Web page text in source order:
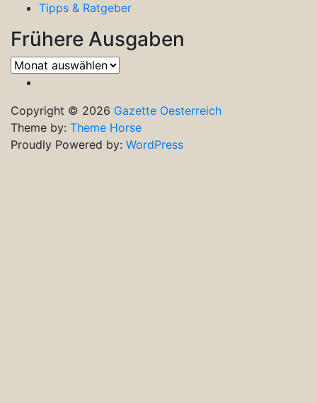
Tipps & Ratgeber
Frühere Ausgaben
Frühere
Ausgaben
Copyright © 2026 Gazette Oesterreich
Theme by: Theme Horse
Proudly Powered by: WordPress